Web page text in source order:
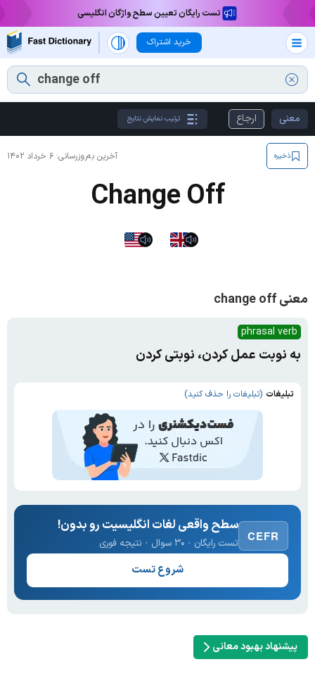
تست رایگان تعیین سطح واژگان انگلیسی
خرید اشتراک
معنی ارجاع ترتیب نمایش نتایج
آخرین به‌روزرسانی: ۶ خرداد ۱۴۰۲ ذخیره
Change Off
معنی change off
phrasal verb
به نوبت عمل کردن، نوبتی کردن
تبلیغات (تبلیغات را حذف کنید)
CEFR
سطح واقعی لغات انگلیسیت رو بدون!
تست رایگان · ۳۰ سوال · نتیجه فوری
شروع تست
پیشنهاد بهبود معانی